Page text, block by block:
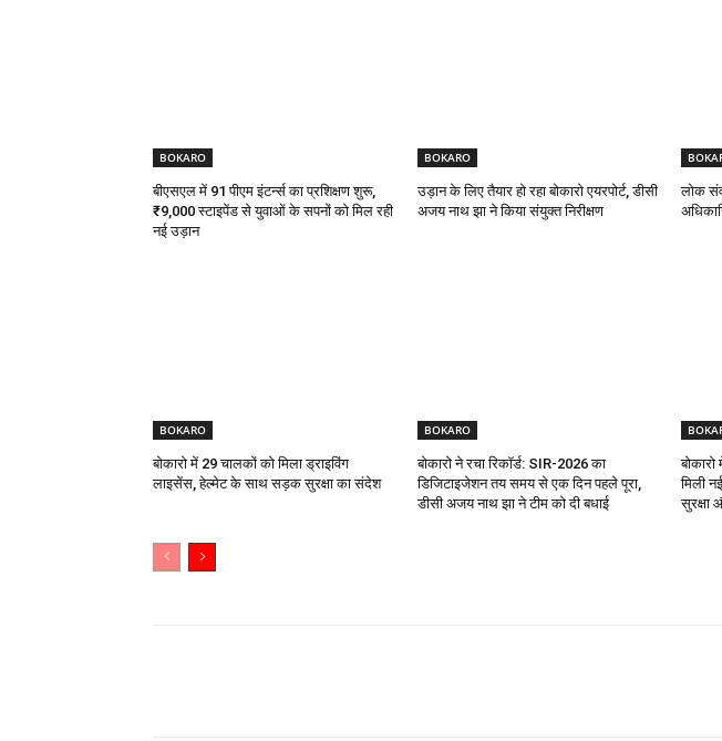
BOKARO
बीएसएल में 91 पीएम इंटर्न्स का प्रशिक्षण शुरू,
₹9,000 स्टाइपेंड से युवाओं के सपनों को मिल रही
नई उड़ान
BOKARO
उड़ान के लिए तैयार हो रहा बोकारो एयरपोर्ट, डीसी
अजय नाथ झा ने किया संयुक्त निरीक्षण
लोक
BOKARO
बोकारो में 29 चालकों को मिला ड्राइविंग
लाइसेंस, हेल्मेट के साथ सड़क सुरक्षा का संदेश
BOKARO
बोकारो ने रचा रिकॉर्ड: SIR-2026 का
डिजिटाइजेशन तय समय से एक दिन पहले पूरा,
डीसी अजय नाथ झा ने टीम को दी बधाई
मिली
सुरक्षा